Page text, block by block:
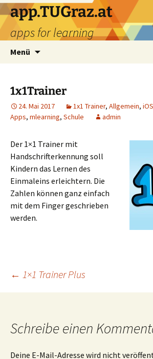
Zum
Inhalt
springen
app.TUGraz.at
apps for learning
Menü
1x1Trainer
24. Mai 2017 1x1 Trainer, Allgemein,
Apps, mlearning, Schule admin
Der 1×1 Trainer mit
Handschrifterkennung soll
Kindern das Lernen des
Einmaleins erleichtern. Die
Zahlen können ganz einfach
mit dem Finger geschrieben
werden.
← 1×1 Trainer Plus
Schreibe einen
Deine E-Mail-Adresse wird nicht